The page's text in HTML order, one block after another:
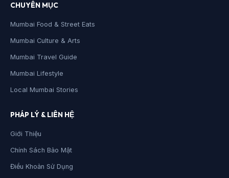
CHUYÊN MỤC
Mumbai Food & Street Eats
Mumbai Culture & Arts
Mumbai Travel Guide
Mumbai Lifestyle
Local Mumbai Stories
PHÁP LÝ & LIÊN HỆ
Giới Thiệu
Chính Sách Bảo Mật
Điều Khoản Sử Dụng